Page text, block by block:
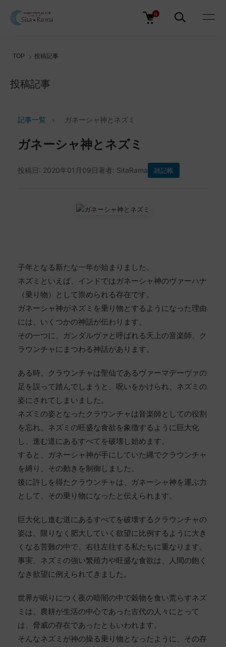
0
TOP 投稿記事
投稿記事
記事一覧 › ガネーシャ神とネズミ
ガネーシャ神とネズミ
投稿日: 2020年01月09日著者: SitaRama 雑記帳
子年となる新たな一年が始まりました。
ネズミといえば、インドではガネーシャ神のヴァーハナ
（乗り物）として崇められる存在です。
ガネーシャ神がネズミを乗り物とするようになった理由
には、いくつかの神話が伝わります。
その一つに、ガンダルヴァと呼ばれる天上の音楽師、ク
ラウンチャにまつわる神話があります。
ある時、クラウンチャは聖仙であるヴァーマデーヴァの
足を誤って踏んでしまうと、呪いをかけられ、ネズミの
姿にされてしまいました。
ネズミの姿となったクラウンチャは音楽師としての役割
を忘れ、ネズミの旺盛な食欲を象徴するように巨大化
し、進む道にあるすべてを破壊し始めます。
すると、ガネーシャ神が手にしていた縄でクラウンチャ
を縛り、その動きを制御しました。
後に許しを得たクラウンチャは、ガネーシャ神を運ぶ力
として、その乗り物になったと伝えられます。
巨大化し進む道にあるすべてを破壊するクラウンチャの
姿は、限りなく肥大していく欲望に比例するように大き
くなる苦難の中で、右往左往する私たちに重なります。
事実、ネズミの強い繁殖力や旺盛な食欲は、人間の飽く
なき欲望に例えられてきました。
世界が眠りにつく夜の暗闇の中で穀物を食い荒らすネズ
ミは、農耕が生活の中心であった古代の人々にとって
は、脅威の存在であったともいわれます。
そんなネズミが神の操る乗り物となったように、その存